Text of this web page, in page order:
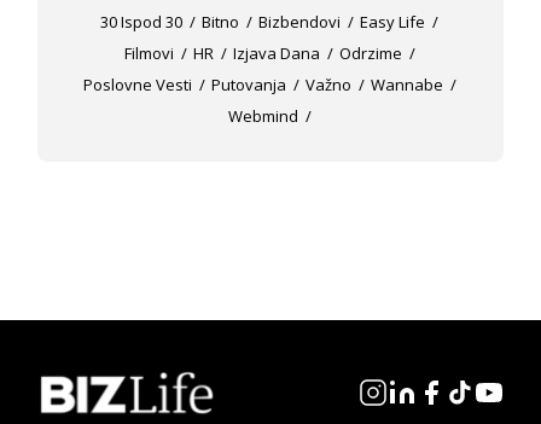
30 Ispod 30 Bitno Bizbendovi
Easy Life
Filmovi
HR Izjava Dana
Odrzime
Poslovne Vesti
Putovanja Važno
Wannabe
Webmind